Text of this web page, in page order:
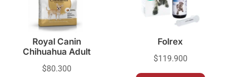
Royal Canin
Chihuahua Adult
$80.300
Folrex
$119.900